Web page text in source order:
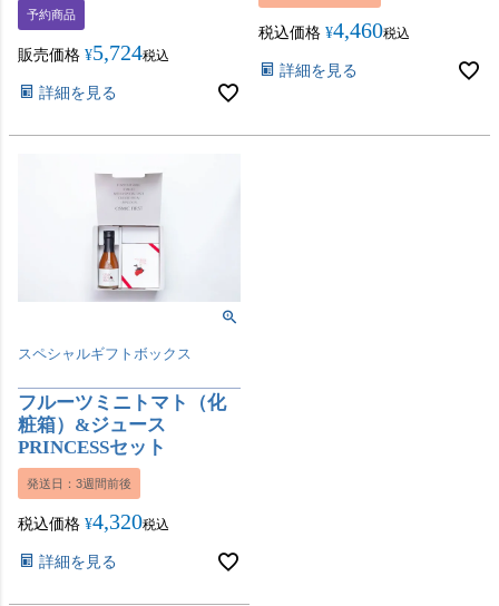
予約商品
販売価格 ¥5,724税込
詳細を見る
税込価格 ¥4,460税込
詳細を見る
スペシャルギフトボックス
フルーツミニトマト（化
粧箱）&ジュース
PRINCESSセット
発送日：3週間前後
税込価格 ¥4,320税込
詳細を見る